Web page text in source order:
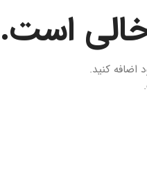
است.
کنید.